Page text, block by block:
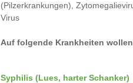
(Pilzerkrankungen),
Virus
Auf folgende Krankheiten
Syphilis (Lues, harter Schanker)